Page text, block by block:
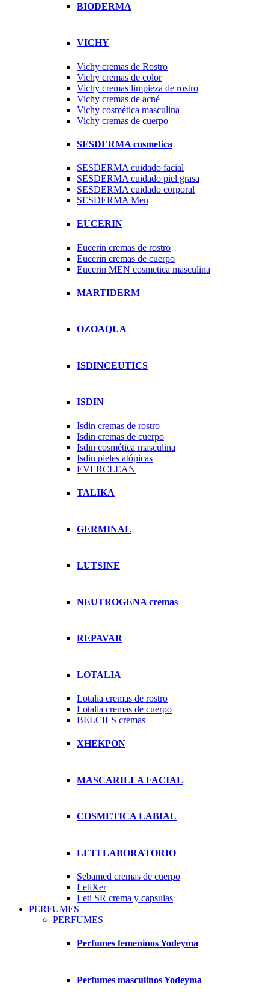
BIODERMA
VICHY
Vichy cremas de Rostro
Vichy cremas de color
Vichy cremas limpieza de rostro
Vichy cremas de acné
Vichy cosmética masculina
Vichy cremas de cuerpo
SESDERMA cosmetica
SESDERMA cuidado facial
SESDERMA cuidado piel grasa
SESDERMA cuidado corporal
SESDERMA Men
EUCERIN
Eucerin cremas de rostro
Eucerin cremas de cuerpo
Eucerin MEN cosmetica masculina
MARTIDERM
OZOAQUA
ISDINCEUTICS
ISDIN
Isdin cremas de rostro
Isdin cremas de cuerpo
Isdin cosmética masculina
Isdin pieles atópicas
EVERCLEAN
TALIKA
GERMINAL
LUTSINE
NEUTROGENA cremas
REPAVAR
LOTALIA
Lotalia cremas de rostro
Lotalia cremas de cuerpo
BELCILS cremas
XHEKPON
MASCARILLA FACIAL
COSMETICA LABIAL
LETI LABORATORIO
Sebamed cremas de cuerpo
LetiXer
Leti SR crema y capsulas
PERFUMES
PERFUMES
Perfumes femeninos Yodeyma
Perfumes masculinos Yodeyma